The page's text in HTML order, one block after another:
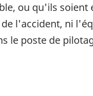
ou qu'ils
l'accident, ni
le poste de